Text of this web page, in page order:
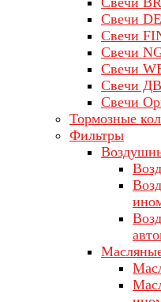
Свечи
Свечи
Свечи
Свечи
Свечи
Свечи
Тормозные
Фильтры